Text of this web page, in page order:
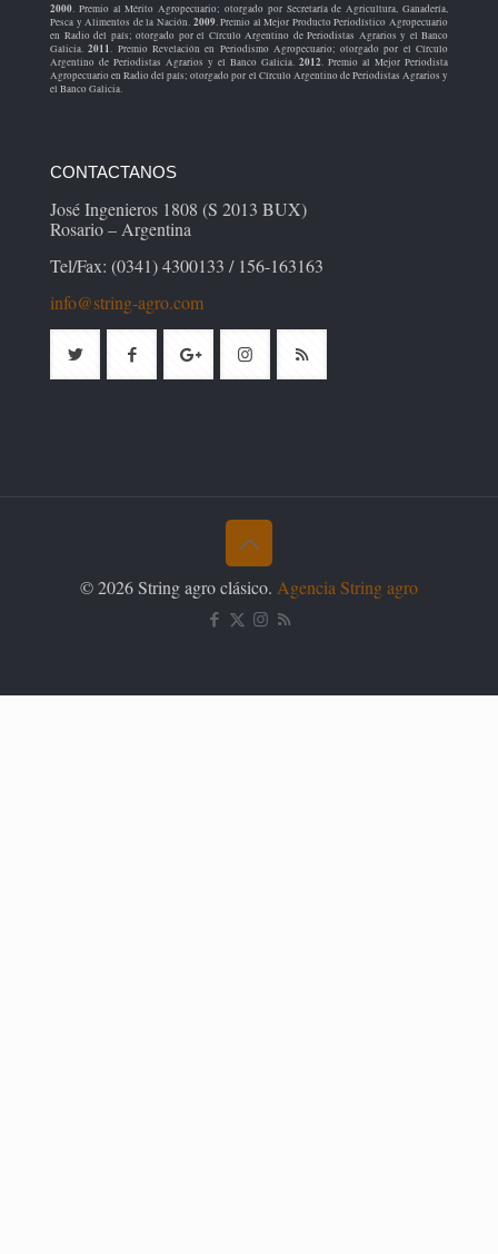
2000. Premio al Mérito Agropecuario; otorgado por Secretaría de Agricultura, Ganadería,
Pesca y Alimentos de la Nación. 2009. Premio al Mejor Producto Periodístico Agropecuario
en Radio del país; otorgado por el Círculo Argentino de Periodistas Agrarios y el Banco
Galicia.2011. Premio Revelación en Periodismo Agropecuario; otorgado por el Círculo
Argentino de Periodistas Agrarios y el Banco Galicia. 2012. Premio al Mejor Periodista
Agropecuario en Radio del país; otorgado por el Círculo Argentino de Periodistas Agrarios y
el Banco Galicia.
CONTACTANOS
José Ingenieros 1808 (S 2013 BUX)
Rosario – Argentina
Tel/Fax: (0341) 4300133 / 156-163163
info@string-agro.com
© 2026 String agro clásico. Agencia String agro